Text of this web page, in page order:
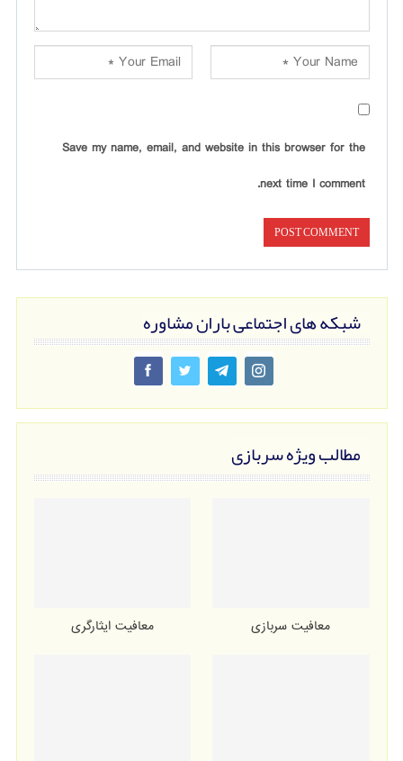
Save my name, email, and website in this browser for the
next time I comment.
شبکه های اجتماعی باران مشاوره
مطالب ویژه سربازی
معافیت سربازی معافیت ایثارگری